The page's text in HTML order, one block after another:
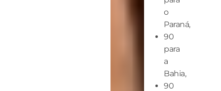
o
Paraná,
90
para
a
Bahia,
90